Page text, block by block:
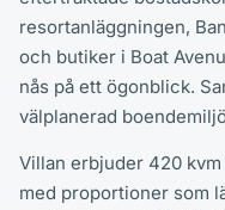
resortanläggningen,
och butiker i Boat
nås på ett ögonblick.
välplanerad
Villan erbjuder 420
med proportioner som